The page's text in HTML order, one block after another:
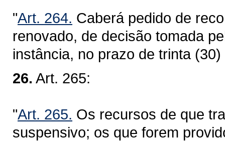
"Art. 264. Caberá pedido de
renovado, de decisão tomada
instância, no prazo de trinta (30)
26. Art. 265:
"Art. 265. Os recursos de que
suspensivo; os que forem